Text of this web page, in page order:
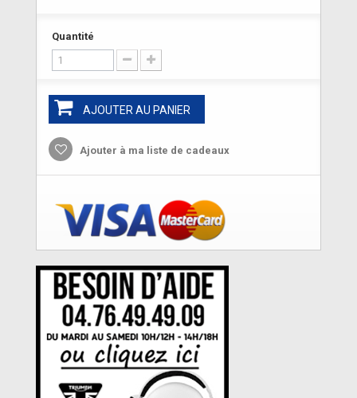
Quantité
AJOUTER AU PANIER
Ajouter à ma liste de cadeaux